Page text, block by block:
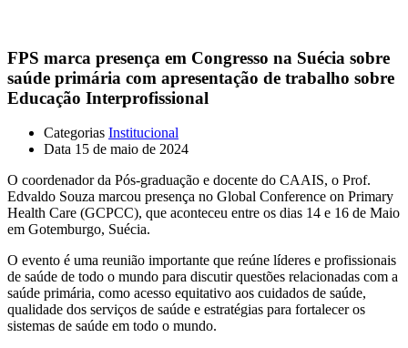
FPS marca presença em Congresso na Suécia sobre
saúde primária com apresentação de trabalho sobre
Educação Interprofissional
Categorias Institucional
Data 15 de maio de 2024
O coordenador da Pós-graduação e docente do CAAIS, o Prof.
Edvaldo Souza marcou presença no Global Conference on Primary
Health Care (GCPCC), que aconteceu entre os dias 14 e 16 de Maio
em Gotemburgo, Suécia.
O evento é uma reunião importante que reúne líderes e profissionais
de saúde de todo o mundo para discutir questões relacionadas com a
saúde primária, como acesso equitativo aos cuidados de saúde,
qualidade dos serviços de saúde e estratégias para fortalecer os
sistemas de saúde em todo o mundo.